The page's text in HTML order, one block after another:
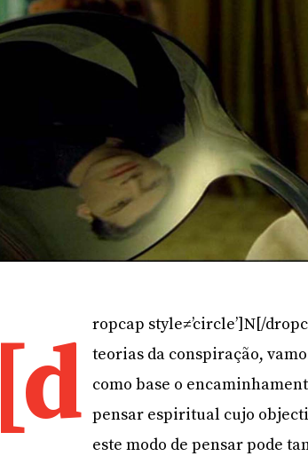
[d ropcap style≠’circle’]N[/
teorias da conspiração,
como base o
pensar espiritual cujo
este modo de pensar pode